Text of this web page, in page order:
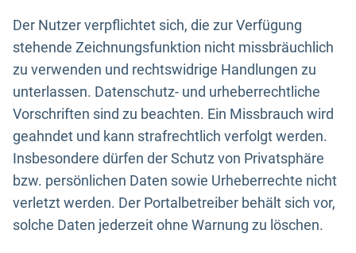
Der Nutzer verpflichtet sich, die zur Verfügung
stehende Zeichnungsfunktion nicht missbräuchlich
zu verwenden und rechtswidrige Handlungen zu
unterlassen. Datenschutz- und urheberrechtliche
Vorschriften sind zu beachten. Ein Missbrauch wird
geahndet und kann strafrechtlich verfolgt werden.
Insbesondere dürfen der Schutz von Privatsphäre
bzw. persönlichen Daten sowie Urheberrechte nicht
verletzt werden. Der Portalbetreiber behält sich vor,
solche Daten jederzeit ohne Warnung zu löschen.